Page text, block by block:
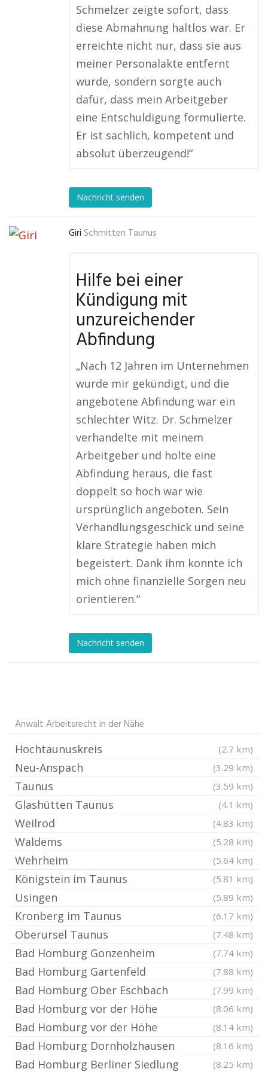
Schmelzer zeigte sofort, dass
diese Abmahnung haltlos war. Er
erreichte nicht nur, dass sie aus
meiner Personalakte entfernt
wurde, sondern sorgte auch
dafür, dass mein Arbeitgeber
eine Entschuldigung formulierte.
Er ist sachlich, kompetent und
absolut überzeugend!“
Nachricht senden
Giri Schmitten Taunus
Hilfe bei einer
Kündigung mit
unzureichender
Abfindung
„Nach 12 Jahren im Unternehmen
wurde mir gekündigt, und die
angebotene Abfindung war ein
schlechter Witz. Dr. Schmelzer
verhandelte mit meinem
Arbeitgeber und holte eine
Abfindung heraus, die fast
doppelt so hoch war wie
ursprünglich angeboten. Sein
Verhandlungsgeschick und seine
klare Strategie haben mich
begeistert. Dank ihm konnte ich
mich ohne finanzielle Sorgen neu
orientieren.“
Nachricht senden
Anwalt Arbeitsrecht in der Nähe
Hochtaunuskreis (2.7 km)
Neu-Anspach (3.29 km)
Taunus (3.59 km)
Glashütten Taunus (4.1 km)
Weilrod (4.83 km)
Waldems (5.28 km)
Wehrheim (5.64 km)
Königstein im Taunus (5.81 km)
Usingen (5.89 km)
Kronberg im Taunus (6.17 km)
Oberursel Taunus (7.48 km)
Bad Homburg Gonzenheim (7.74 km)
Bad Homburg Gartenfeld (7.88 km)
Bad Homburg Ober Eschbach (7.99 km)
Bad Homburg vor der Höhe (8.06 km)
Bad Homburg vor der Höhe (8.14 km)
Bad Homburg Dornholzhausen (8.16 km)
Bad Homburg Berliner Siedlung (8.25 km)